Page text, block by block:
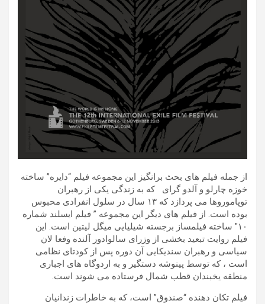
از جمله فیلم های بحث برانگیز این مجموعه فیلم “دایره” ساخته
خوزه چارلو و آلدو گرای که به زندگی یکی از رهبران
توپاموروها می پردازد که ۱۳ سال در سلول انفرادی محبوس
بوده است. از فیلم های دیگر این مجموعه ” فیلم ایسلند شماره
۱۰″ ساخته فیلمساز برجسته شیلیایی میگل لیتین است. این
فیلم روایت تبعید بخشی از وزرای سالوادور آلنده وفعا لان
سیاسی و رهبران سندیکایی آن دوره پس از کودتای نظامی
است ، که توسط پینوشه دستگیر و به اردوگاه های اجباری
منطقه یخبندان قطب شمال فرستاده می شوند است.
فیلم تکان دهنده “صندوق” است، که به خاطرات زندانیان